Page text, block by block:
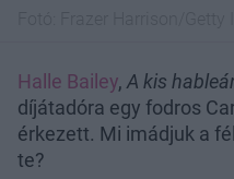
Halle Bailey,A kis
díjátadóra egy fodros
érkezett. Mi imádjuk a
te?